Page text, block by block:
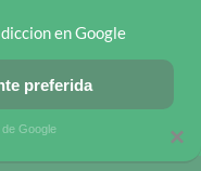
MÓVILES OFERTAS EN
×
en Google
preferida
Google